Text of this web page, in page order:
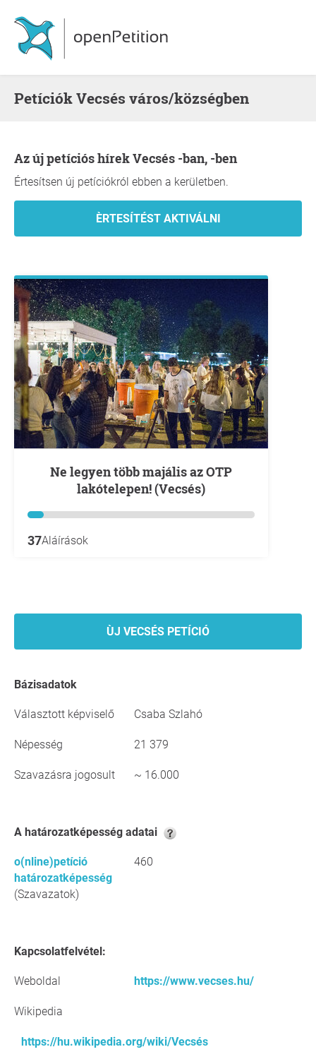
Petíciók Vecsés város/községben
Az új petíciós hírek Vecsés -ban, -ben
Értesítsen új petíciókról ebben a kerületben.
Ne legyen több majális az OTP
lakótelepen! (Vecsés)
37Aláírások
ÙJ VECSÉS PETÍCIÓ
Bázisadatok
Választott képviselő Csaba Szlahó
Népesség 21 379
Szavazásra jogosult ~ 16.000
A határozatképesség adatai
o(nline)petíció
határozatképesség
(Szavazatok)
460
Kapcsolatfelvétel:
Weboldal https://www.vecses.hu/
Wikipedia
https://hu.wikipedia.org/wiki/Vecsés